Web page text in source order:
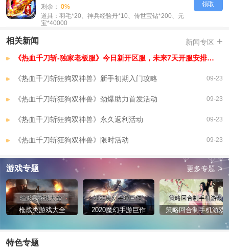
领取
剩余： 0%
道具：羽毛*20、神兵经验丹*10、传世宝钻*200、元
宝*40000
相关新闻 新闻专区 +
《热血千刀斩-独家老板服》今日新开区服，未来7天开服安排，已开区服
《热血千刀斩狂狗双神兽》新手初期入门攻略 09-23
《热血千刀斩狂狗双神兽》劲爆助力首发活动 09-23
《热血千刀斩狂狗双神兽》永久返利活动 09-23
《热血千刀斩狂狗双神兽》限时活动 09-23
游戏专题 更多专题 >
枪战类游戏大全 2020魔幻手游巨作 策略回合制手机游戏
特色专题